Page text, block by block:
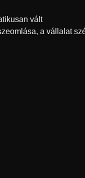
vált
a vállalat